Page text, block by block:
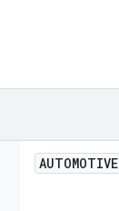
AUTOMOTIVE